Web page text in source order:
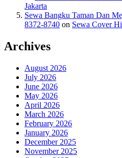
Jakarta
Sewa Bangku Taman Dan
8372-8740 on Sewa Cover
Archives
August 2026
July 2026
June 2026
May 2026
April 2026
March 2026
February 2026
January 2026
December 2025
November 2025